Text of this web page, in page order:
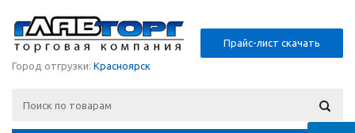
Прайс-лист скачать
Город отгрузки: Красноярск